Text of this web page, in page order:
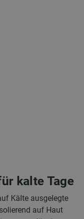
kalte Tage
Kälte ausgelegte
auf Haut